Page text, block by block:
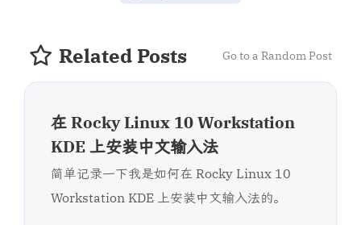
Related Posts Go to a Random Post
在 Rocky Linux 10 Workstation
KDE 上安装中文输入法
简单记录一下我是如何在 Rocky Linux 10
Workstation KDE 上安装中文输入法的。